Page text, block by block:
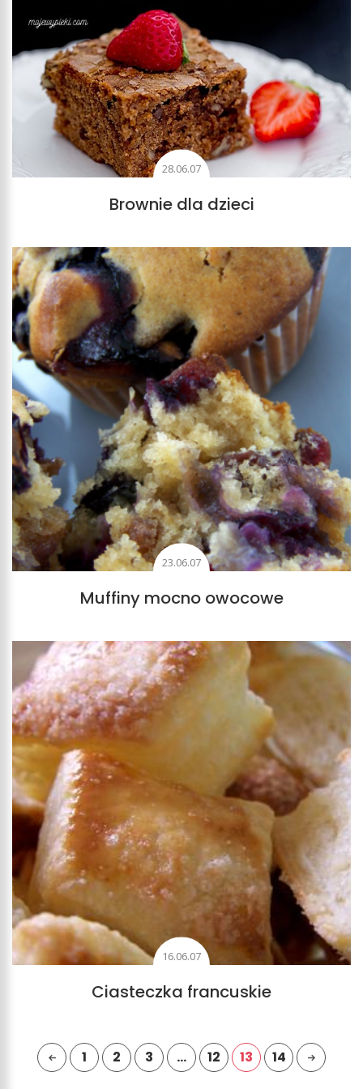
28.06.07
Brownie dla dzieci
23.06.07
Muffiny mocno owocowe
16.06.07
Ciasteczka francuskie
1 2 3 … 12 13 14